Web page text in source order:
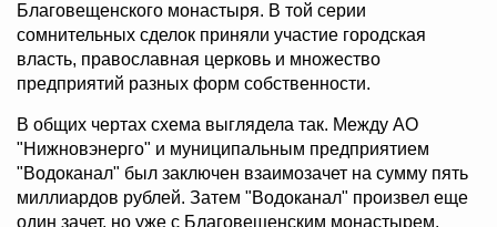
Благовещенского монастыря. В той серии
сомнительных сделок приняли участие городская
власть, православная церковь и множество
предприятий разных форм собственности.
В общих чертах схема выглядела так. Между АО
"Нижновэнерго" и муниципальным предприятием
"Водоканал" был заключен взаимозачет на сумму пять
миллиардов рублей. Затем "Водоканал" произвел еще
один зачет, но уже с Благовещенским монастырем.